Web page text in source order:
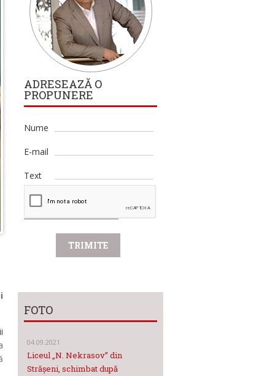
ADRESEAZĂ O
PROPUNERE
Nume
E-mail
Text
FOTO
04.09.2021
Liceul „N. Nekrasov” din
Strășeni, schimbat după